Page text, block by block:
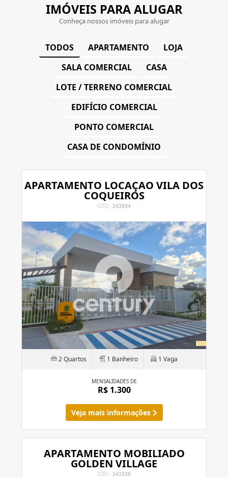
IMÓVEIS PARA ALUGAR
Conheça nossos imóveis para alugar
TODOS APARTAMENTO
LOJA
SALA COMERCIAL
CASA
LOTE / TERRENO COMERCIAL
EDIFÍCIO COMERCIAL
PONTO COMERCIAL
CASA DE CONDOMÍNIO
APARTAMENTO LOCAÇAO VILA DOS
COQUEIROS
CÓD.: 243884
2 Quartos 1 Banheiro 1 Vaga
MENSALIDADES DE
R$ 1.300
Veja mais informações
APARTAMENTO MOBILIADO
GOLDEN VILLAGE
CÓD.: 243338